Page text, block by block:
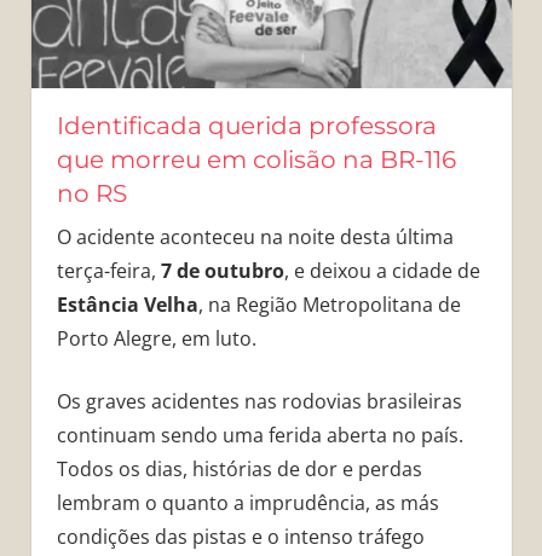
Identificada querida professora
que morreu em colisão na BR-116
no RS
O acidente aconteceu na noite desta última
terça-feira, 7 de outubro, e deixou a cidade de
Estância Velha, na Região Metropolitana de
Porto Alegre, em luto.
Os graves acidentes nas rodovias brasileiras
continuam sendo uma ferida aberta no país.
Todos os dias, histórias de dor e perdas
lembram o quanto a imprudência, as más
condições das pistas e o intenso tráfego